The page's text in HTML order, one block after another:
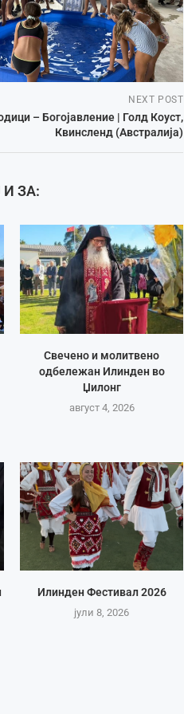
NEXT POST
– Богојавление | Голд Коуст,
Квинсленд (Австралија)
ЗА:
Свечено и молитвено
одбележан Илинден во
Џилонг
август 4, 2026
Илинден Фестивал 2026
јули 8, 2026